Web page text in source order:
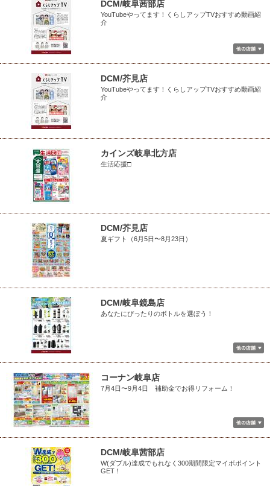
DCM/岐阜茜部店
YouTubeやってます！くらしアップTVおすすめ動画紹
介
DCM/芥見店
YouTubeやってます！くらしアップTVおすすめ動画紹
介
カインズ岐阜北方店
生活応援□
DCM/芥見店
夏ギフト（6月5日〜8月23日）
DCM/岐阜鏡島店
あなたにぴったりのボトルを選ぼう！
コーナン岐阜店
7月4日〜9月4日 補助金でお得リフォーム！
DCM/岐阜茜部店
W(ダブル)達成でもれなく300期間限定マイボポイント
GET！